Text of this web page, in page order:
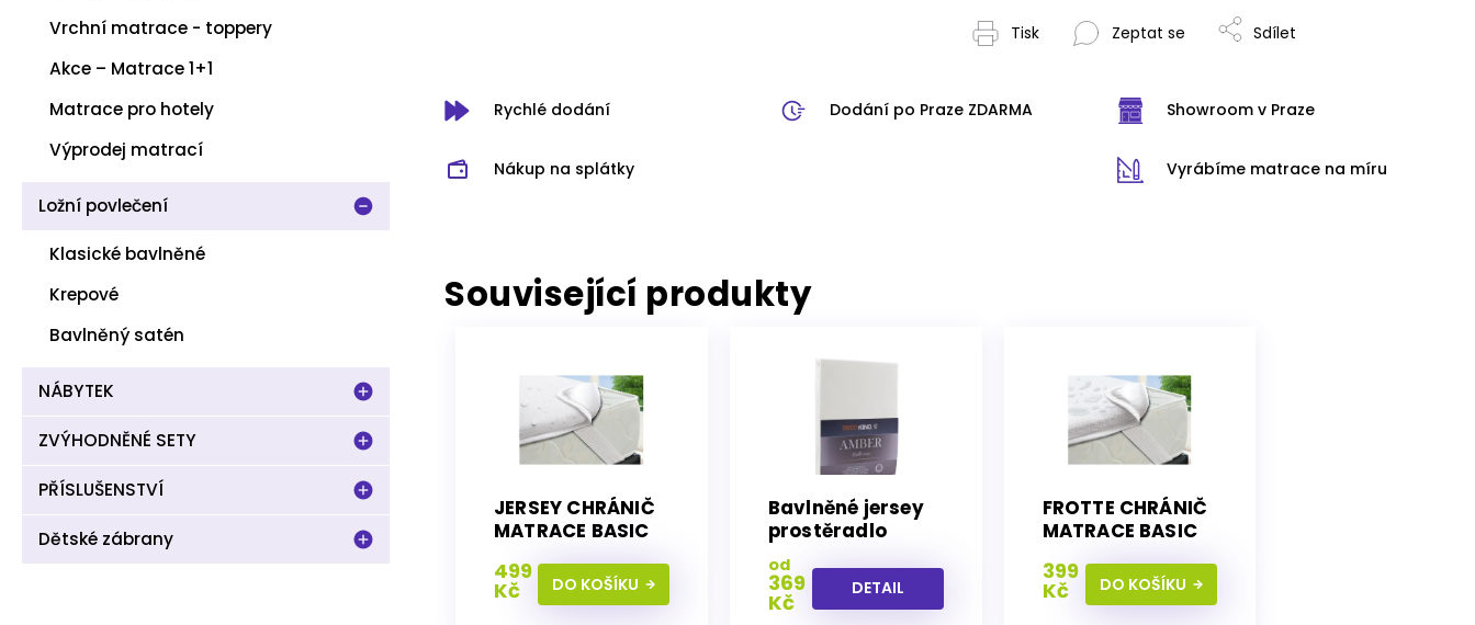
Vrchní matrace - toppery
Akce – Matrace 1+1
Matrace pro hotely
Výprodej matrací
Ložní povlečení
Klasické bavlněné
Krepové
Bavlněný satén
NÁBYTEK
ZVÝHODNĚNÉ SETY
PŘÍSLUŠENSTVÍ
Dětské zábrany
Tisk Zeptat se Sdílet
Rychlé dodání Dodání po Praze ZDARMA Showroom v Praze
Nákup na splátky Vyrábíme matrace na míru
Související produkty
JERSEY CHRÁNIČ
MATRACE BASIC
499
Kč DO KOŠÍKU
Bavlněné jersey
prostěradlo
Amber bílé Deco
king
od
369
Kč
DETAIL
FROTTE CHRÁNIČ
MATRACE BASIC
399
Kč DO KOŠÍKU